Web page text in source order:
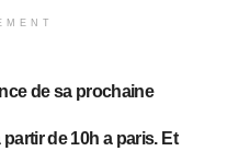
de sa prochaine
de 10h a paris. Et